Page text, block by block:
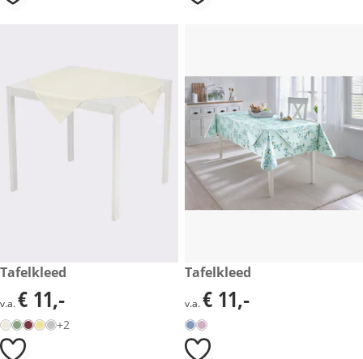
€ 11,-
Tafelkleed
€ 11,-
v.a.€ 11,-
+2
€ 11,-
Tafelkleed
€ 11,-
v.a.€ 11,-